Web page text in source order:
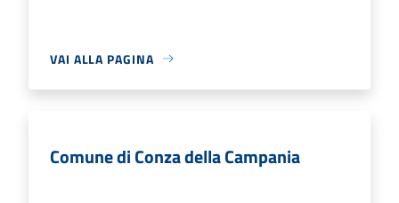
VAI ALLA PAGINA
Comune di Conza della Campania